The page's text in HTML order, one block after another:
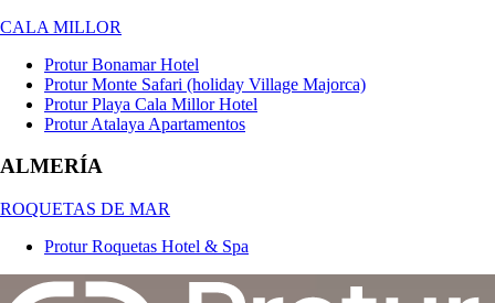
CALA MILLOR
Protur Bonamar Hotel
Protur Monte Safari (holiday Village Majorca)
Protur Playa Cala Millor Hotel
Protur Atalaya Apartamentos
ALMERÍA
ROQUETAS DE MAR
Protur Roquetas Hotel & Spa